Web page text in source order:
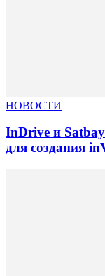
НОВОСТИ
InDrive и
для создания